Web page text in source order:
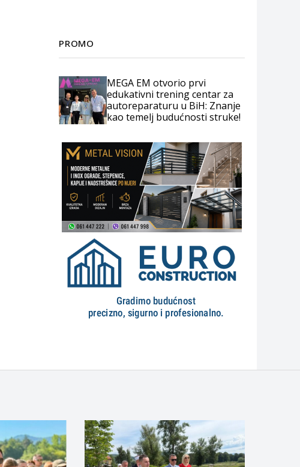
PROMO
MEGA EM otvorio prvi
edukativni trening centar za
autoreparaturu u BiH: Znanje
kao temelj budućnosti struke!